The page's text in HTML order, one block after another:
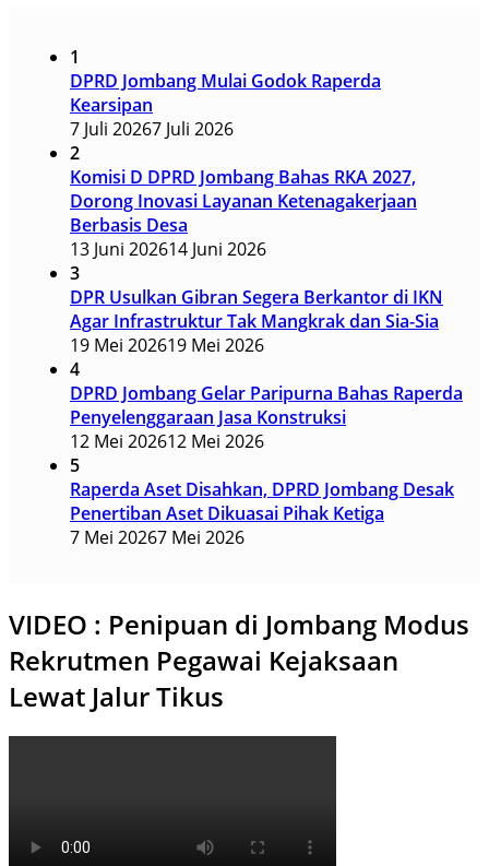
1
DPRD Jombang Mulai Godok Raperda
Kearsipan
7 Juli 20267 Juli 2026
2
Komisi D DPRD Jombang Bahas RKA 2027,
Dorong Inovasi Layanan Ketenagakerjaan
Berbasis Desa
13 Juni 202614 Juni 2026
3
DPR Usulkan Gibran Segera Berkantor di IKN
Agar Infrastruktur Tak Mangkrak dan Sia-Sia
19 Mei 202619 Mei 2026
4
DPRD Jombang Gelar Paripurna Bahas Raperda
Penyelenggaraan Jasa Konstruksi
12 Mei 202612 Mei 2026
5
Raperda Aset Disahkan, DPRD Jombang Desak
Penertiban Aset Dikuasai Pihak Ketiga
7 Mei 20267 Mei 2026
VIDEO : Penipuan di Jombang Modus
Rekrutmen Pegawai Kejaksaan
Lewat Jalur Tikus